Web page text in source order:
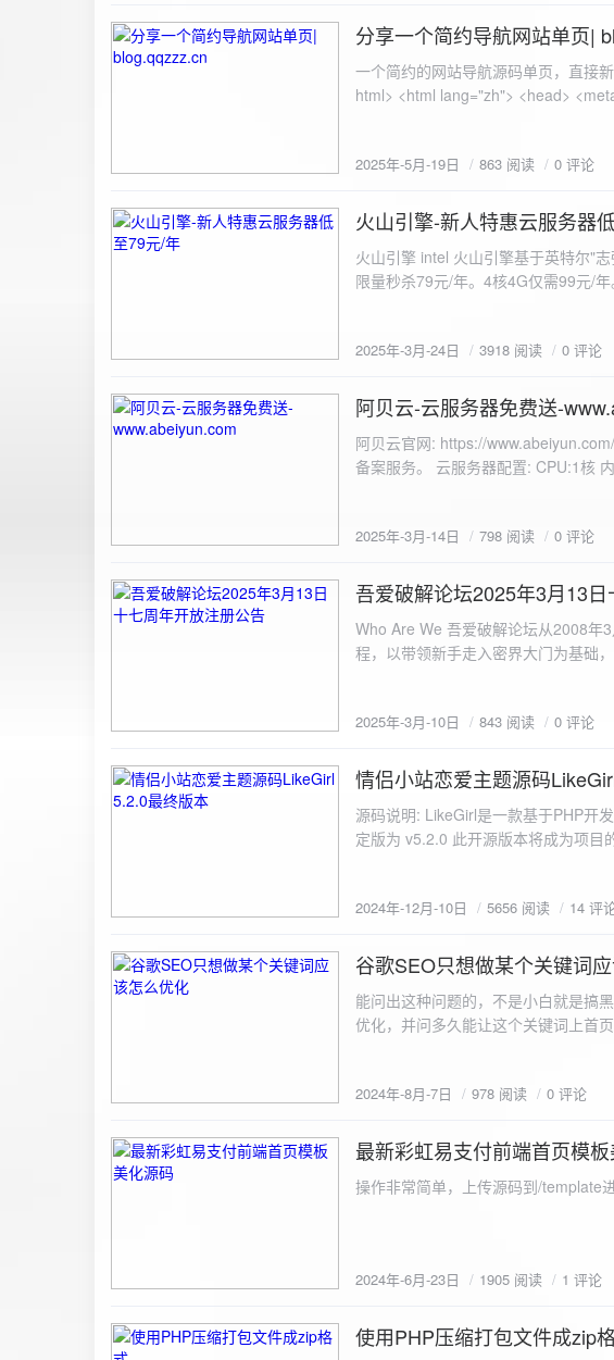
size: 16px; border: none; border-radius: 4px; cursor: pointer; transition: background-color 0.3s ease; }
100%; height: 30px; background-color: #ddd; border-radius: 4px; margin-top: 20px; overflow: hidden; }
.progress-fill { height: 100%; background-color: #4caf50; width: 0; line-height: 30px; text-align: center;
border-radius: 4px; background-color: #f9f9f9; font-size: 16px; color: #333; min-height: 40px; } /* 错误
或成功的提示信息样式 */ .result.success { border-color: #28a745; background-color: #e9f7e8; }
image { margin-top: 20px; max-width: 100%; height: auto; border-radius: 4px; border: 1px solid #ddd; }
</style> </head> <body> <div class="container"> <h2>图片上传-双虹云</h2> <form id="uploadForm">
<input type="file" id="fileInput" name="file"
document.getElementById('uploadForm'); const resultDiv =
e.preventDefault(); const fileInput = document.getElementById('fileInput'); const file = fileInput.files[0]; if
(!file) { resultDiv.innerHTML = '<p class="error">请先选择文件！</p>'; return; } const formData = new
FormData(); formData.append('file', file); const xhr = new XMLHttpRequest(); xhr.open('POST',
'https://api.xinyew.cn/api/360tc', true); // 监听上传进度事件 xhr.upload.onprogress = function(event)
Math.round(percentComplete) + '%'; } }; xhr.onload = function() { if (xhr.status === 200) { const data =
图片链接: <a href="${data.data.url}"
${data.data.imgFile}</p> <img src="${data.data.url}" alt="上传的图片" class="uploaded-image" /> `; }
else { resultDiv.innerHTML = `<p class="error">${data.error}</p>`; } } else { resultDiv.innerHTML = `<p
class="error">请求失败：${xhr.statusText}</p>`; } }; xhr.onerror = function()
2025-5-19
分享一个简约导航网站单页|
一个简约的网站导航源码单页，直接新建index.html 把下方源码粘贴进去修改保存即可。 <!DOCTYPE html> <html lang="zh"> <head> <meta charset="UTF-8"> <meta name="viewport" content="width=device-width, initial-scale=1.0"> <title>导航网站 -blog.qqzzz.cn</title> <meta name="keywords" content="双虹云博客"> <meta name="description" content="双虹云博客。"> <meta name="author" content="导航网站"> <meta name="robots" content="index,follow"> <meta property="og:title" content="导航网站 - "> <meta property="og:description" content="双虹云。"> <meta property="og:type" content="website"> <link rel="icon" href="https://blog.qqzzz.cn/favicon.ico" type="image/x-icon"> <link rel="shortcut icon" href="https://blog.qqzzz.cn/favicon.ico" type="image/x-icon"> <style> /* 基础样式 */ * { margin: 0; padding: 0; box-sizing: border-box; } /* 主体样式 */ body { background: #f0f2f5; font-family: 'Microsoft YaHei', -apple-system, BlinkMacSystemFont, sans-serif; margin: 0; padding: 0; min-height: 100vh; overflow-x: hidden; position: relative; display: flex; flex-direction: column; } /* 容器样式 */ .container { max-width: 1200px; margin: 0 auto; padding: 20px; flex: 1; display: flex; flex-direction: column; align-items: center; width: 100%; } /* 主盒子样式 */ .main-box { background: white; box-shadow: 0 2px 12px rgba(0, 0, 0, 0.08); border-radius: 24px; border: 1px solid #e9ecef; width: 100%; max-width: 1000px; padding: 30px; margin: 0 auto 15px; transition: all 0.3s ease; position: relative; z-index: 2; } .main-box:hover { transform: translateY(-2px); box-shadow: 0 6px 25px rgba(0, 0, 0, 0.2); } /* 头部样式 */ .header { text-align: center; margin-bottom: 20px; padding-bottom: 15px; border-bottom: 1px solid rgba(255, 255, 255, 0.2); } .header h1 { font-size: 32px; background: linear-gradient(120deg, #2b5876 0%, #4e4376 100%); -webkit-background-clip: text; -webkit-text-fill-color: transparent; margin-bottom: 15px; } /* 提示框样式 */ .notice { background: transparent; padding: 0 25px; border-radius: 12px; margin-bottom: 15px; white-space: nowrap; overflow: hidden; text-overflow: ellipsis; } .notice p { color: #4facfe; font-size: 16px; line-height: 1; font-weight: bold; letter-spacing: 0.5px; margin: 0; } /* 流量卡领取样式 */ .flow-card, .flow-card-top { background: linear-gradient(120deg, #4facfe 0%, #00f2fe 100%); box-shadow: 0 3px 15px rgba(0, 0, 0, 0.1); border-radius: 12px; padding: 10px 15px; margin-bottom: 10px; text-align: center; position: relative; overflow: hidden; display: flex; justify-content: space-between; align-items: center; } .flow-card::before, .flow-card-top::before { content: ''; position: absolute; top: -
2025年-5月-19日 863 阅读 0 评论
2025-3-24
火山引擎-新人特惠云服务器
火山引擎 intel 火山引擎基于英特尔"
限量秒杀79元/年。4核4G仅需99元/
2025年-3月-24日 3918 阅读 0 评论
2025-3-14
阿贝云-云服务器免费送-
阿贝云官网: https://
备案服务。 云服务器配置: CPU:1核
2025年-3月-14日 798 阅读 0 评论
2025-3-10
吾爱破解论坛2025年3月13
Who Are We 吾爱破解论坛从2008年
程，以带领新手走入密界大门为基础
严格的处理措施。在您注册前，请认
www.52pojie.cn
2025年-3月-10日 843 阅读 0 评论
2024-12-10
情侣小站恋爱主题源码
源码说明: LikeGirl是一款基于PHP开
定版为 v5.2.0 此开源版本将成为项
2024年-12月-10日 5656 阅读 14 评
2024-8-7
谷歌SEO只想做某个关键词
能问出这种问题的，不是小白就是搞
优化，并问多久能让这个关键词上首
2024年-8月-7日 978 阅读 0 评论
2024-6-23
最新彩虹易支付前端首页模
操作非常简单，上传源码到/template
2024年-6月-23日 1905 阅读 1 评论
2024-6-12
使用PHP压缩打包文件成zip